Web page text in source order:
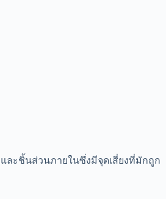
ละชิ้นส่วนภายในซึ่งมีจุดเสี่ยงที่มักถูก